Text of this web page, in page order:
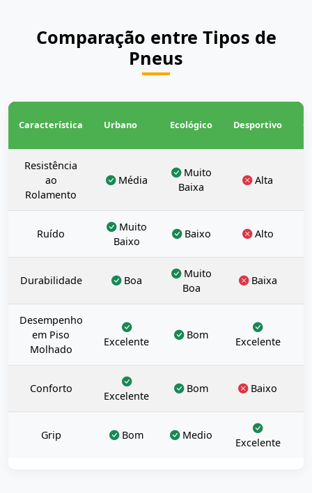
Comparação entre Tipos de
Pneus
Característica Urbano Ecológico Desportivo
Resistência
ao
Rolamento
Média
Muito
Baixa
Alta
Ruído
Muito
Baixo
Baixo Alto
Durabilidade Boa
Muito
Boa
Baixa
Desempenho
em Piso
Molhado
Excelente
Bom
Excelente
Conforto
Excelente
Bom Baixo
Grip Bom Medio
Excelente